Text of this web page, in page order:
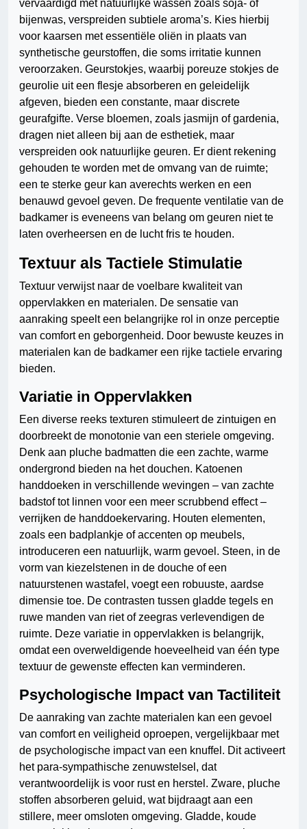
vervaardigd met natuurlijke wassen zoals soja- of
bijenwas, verspreiden subtiele aroma’s. Kies hierbij
voor kaarsen met essentiële oliën in plaats van
synthetische geurstoffen, die soms irritatie kunnen
veroorzaken. Geurstokjes, waarbij poreuze stokjes de
geurolie uit een flesje absorberen en geleidelijk
afgeven, bieden een constante, maar discrete
geurafgifte. Verse bloemen, zoals jasmijn of gardenia,
dragen niet alleen bij aan de esthetiek, maar
verspreiden ook natuurlijke geuren. Er dient rekening
gehouden te worden met de omvang van de ruimte;
een te sterke geur kan averechts werken en een
benauwd gevoel geven. De frequente ventilatie van de
badkamer is eveneens van belang om geuren niet te
laten overheersen en de lucht fris te houden.
Textuur als Tactiele Stimulatie
Textuur verwijst naar de voelbare kwaliteit van
oppervlakken en materialen. De sensatie van
aanraking speelt een belangrijke rol in onze perceptie
van comfort en geborgenheid. Door bewuste keuzes in
materialen kan de badkamer een rijke tactiele ervaring
bieden.
Variatie in Oppervlakken
Een diverse reeks texturen stimuleert de zintuigen en
doorbreekt de monotonie van een steriele omgeving.
Denk aan pluche badmatten die een zachte, warme
ondergrond bieden na het douchen. Katoenen
handdoeken in verschillende wevingen – van zachte
badstof tot linnen voor een meer scrubbend effect –
verrijken de handdoekervaring. Houten elementen,
zoals een badplankje of accenten op meubels,
introduceren een natuurlijk, warm gevoel. Steen, in de
vorm van kiezelstenen in de douche of een
natuurstenen wastafel, voegt een robuuste, aardse
dimensie toe. De contrasten tussen gladde tegels en
ruwe manden van riet of zeegras verlevendigen de
ruimte. Deze variatie in oppervlakken is belangrijk,
omdat een overweldigende hoeveelheid van één type
textuur de gewenste effecten kan verminderen.
Psychologische Impact van Tactiliteit
De aanraking van zachte materialen kan een gevoel
van comfort en veiligheid oproepen, vergelijkbaar met
de psychologische impact van een knuffel. Dit activeert
het para-sympathische zenuwstelsel, dat
verantwoordelijk is voor rust en herstel. Zware, pluche
stoffen absorberen geluid, wat bijdraagt aan een
stillere, meer omsloten omgeving. Gladde, koude